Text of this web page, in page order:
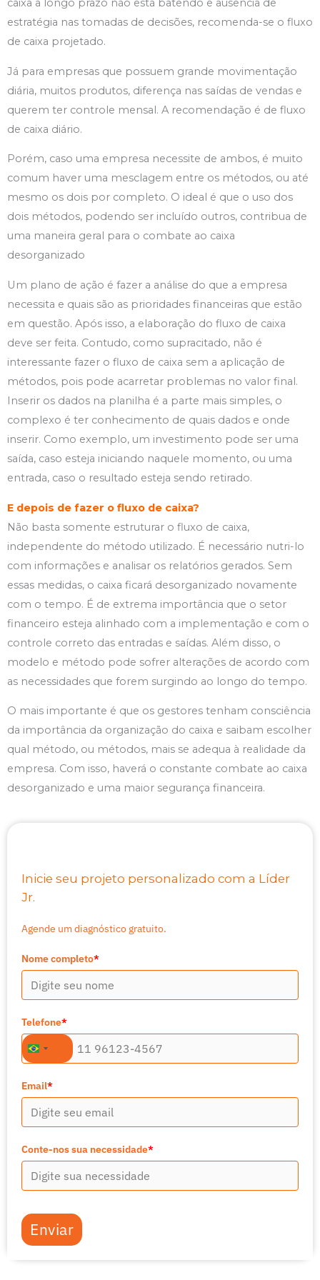
caixa a longo prazo não está batendo e ausência de
estratégia nas tomadas de decisões, recomenda-se o fluxo
de caixa projetado.
Já para empresas que possuem grande movimentação
diária, muitos produtos, diferença nas saídas de vendas e
querem ter controle mensal. A recomendação é de fluxo
de caixa diário.
Porém, caso uma empresa necessite de ambos, é muito
comum haver uma mesclagem entre os métodos, ou até
mesmo os dois por completo. O ideal é que o uso dos
dois métodos, podendo ser incluído outros, contribua de
uma maneira geral para o combate ao caixa
desorganizado
Um plano de ação é fazer a análise do que a empresa
necessita e quais são as prioridades financeiras que estão
em questão. Após isso, a elaboração do fluxo de caixa
deve ser feita. Contudo, como supracitado, não é
interessante fazer o fluxo de caixa sem a aplicação de
métodos, pois pode acarretar problemas no valor final.
Inserir os dados na planilha é a parte mais simples, o
complexo é ter conhecimento de quais dados e onde
inserir. Como exemplo, um investimento pode ser uma
saída, caso esteja iniciando naquele momento, ou uma
entrada, caso o resultado esteja sendo retirado.
E depois de fazer o fluxo de caixa?
Não basta somente estruturar o fluxo de caixa,
independente do método utilizado. É necessário nutri-lo
com informações e analisar os relatórios gerados. Sem
essas medidas, o caixa ficará desorganizado novamente
com o tempo. É de extrema importância que o setor
financeiro esteja alinhado com a implementação e com o
controle correto das entradas e saídas. Além disso, o
modelo e método pode sofrer alterações de acordo com
as necessidades que forem surgindo ao longo do tempo.
O mais importante é que os gestores tenham consciência
da importância da organização do caixa e saibam escolher
qual método, ou métodos, mais se adequa à realidade da
empresa. Com isso, haverá o constante combate ao caixa
desorganizado e uma maior segurança financeira.
Inicie seu projeto personalizado com a Líder
Jr.
Agende um diagnóstico gratuito.
Nome completo*
Telefone*
Brazil
+55
+55
Email*
Conte-nos sua necessidade*
Enviar